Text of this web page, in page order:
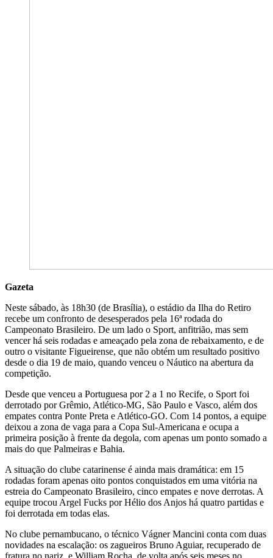
Gazeta
Neste sábado, às 18h30 (de Brasília), o estádio da Ilha do Retiro
recebe um confronto de desesperados pela 16ª rodada do
Campeonato Brasileiro. De um lado o Sport, anfitrião, mas sem
vencer há seis rodadas e ameaçado pela zona de rebaixamento, e de
outro o visitante Figueirense, que não obtém um resultado positivo
desde o dia 19 de maio, quando venceu o Náutico na abertura da
competição.
Desde que venceu a Portuguesa por 2 a 1 no Recife, o Sport foi
derrotado por Grêmio, Atlético-MG, São Paulo e Vasco, além dos
empates contra Ponte Preta e Atlético-GO. Com 14 pontos, a equipe
deixou a zona de vaga para a Copa Sul-Americana e ocupa a
primeira posição à frente da degola, com apenas um ponto somado a
mais do que Palmeiras e Bahia.
A situação do clube catarinense é ainda mais dramática: em 15
rodadas foram apenas oito pontos conquistados em uma vitória na
estreia do Campeonato Brasileiro, cinco empates e nove derrotas. A
equipe trocou Argel Fucks por Hélio dos Anjos há quatro partidas e
foi derrotada em todas elas.
No clube pernambucano, o técnico Vágner Mancini conta com duas
novidades na escalação: os zagueiros Bruno Aguiar, recuperado de
fratura no nariz, e William Rocha, de volta após seis meses no